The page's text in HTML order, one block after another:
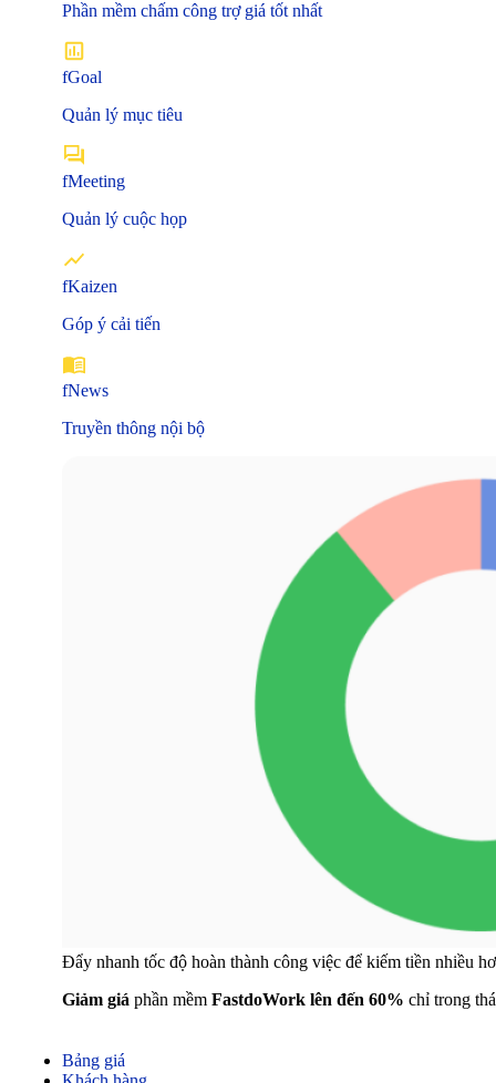
Phần mềm chấm công trợ giá tốt nhất
fGoal
Quản lý mục tiêu
fMeeting
Quản lý cuộc họp
fKaizen
Góp ý cải tiến
fNews
Truyền thông nội bộ
Đẩy nhanh tốc độ hoàn thành công việc để kiếm tiền nhiều
Giảm giá phần mềm FastdoWork lên đến 60% chỉ trong
Bảng giá